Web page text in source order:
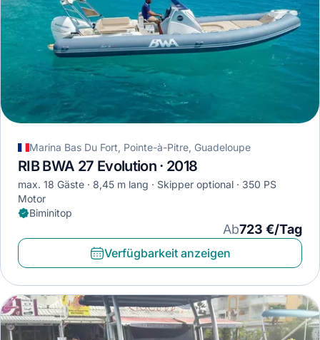
Marina Bas Du Fort, Pointe-à-Pitre, Guadeloupe
RIB BWA 27 Evolution · 2018
max. 18 Gäste 8,45 m lang Skipper optional
350 PS
Motor
Biminitop
Ab723 €/Tag
Verfügbarkeit anzeigen